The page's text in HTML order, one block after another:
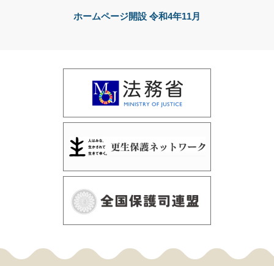
ホームページ開設 令和4年11月